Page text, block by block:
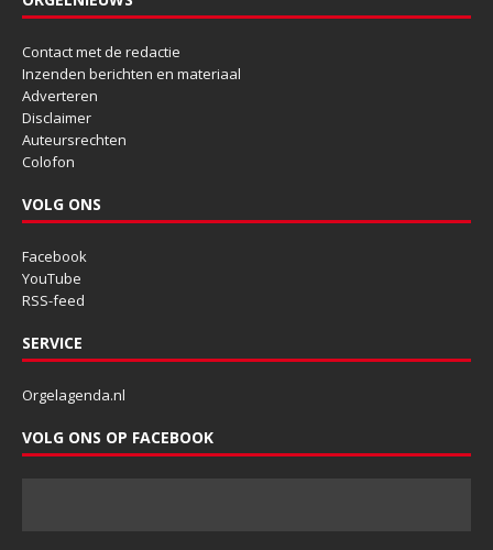
Contact met de redactie
Inzenden berichten en materiaal
Adverteren
Disclaimer
Auteursrechten
Colofon
VOLG ONS
Facebook
YouTube
RSS-feed
SERVICE
Orgelagenda.nl
VOLG ONS OP FACEBOOK